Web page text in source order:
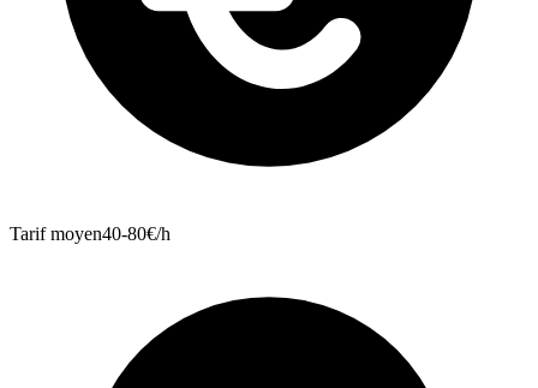
Tarif moyen40-80€/h